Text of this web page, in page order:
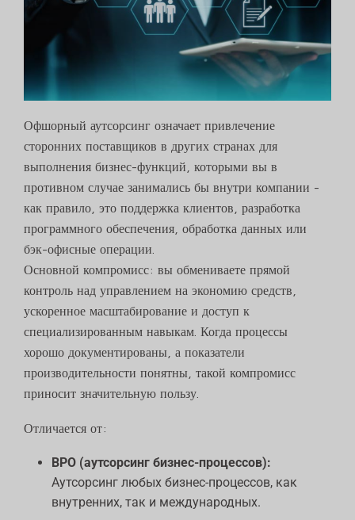
Офшорный аутсорсинг означает привлечение
сторонних поставщиков в других странах для
выполнения бизнес-функций, которыми вы в
противном случае занимались бы внутри компании -
как правило, это поддержка клиентов, разработка
программного обеспечения, обработка данных или
бэк-офисные операции.
Основной компромисс: вы обмениваете прямой
контроль над управлением на экономию средств,
ускоренное масштабирование и доступ к
специализированным навыкам. Когда процессы
хорошо документированы, а показатели
производительности понятны, такой компромисс
приносит значительную пользу.
Отличается от:
BPO (аутсорсинг бизнес-процессов):
Аутсорсинг любых бизнес-процессов, как
внутренних, так и международных.